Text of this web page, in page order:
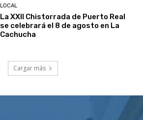
LOCAL
La XXII Chistorrada de Puerto Real
se celebrará el 8 de agosto en La
Cachucha
Cargar más